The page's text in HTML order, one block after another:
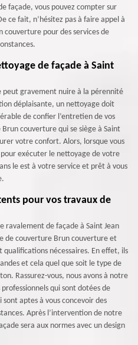
façade, vous pouvez compter sur
ce fait, n’hésitez pas à faire appel à
pour des services de
de façade à Saint
peut gravement nuire à la pérennité
déplaisante, un nettoyage doit
de confier l’entretien de vos
couverture qui se siège à Saint
votre confort. Alors, lorsque vous
exécuter le nettoyage de votre
le est à votre service et prêt à vous
pour vos travaux de
ravalement de façade à Saint Jean
de couverture Brun couverture et
qualifications nécessaires. En effet, ils
et cela quel que soit le type de
Rassurez-vous, nous avons à notre
qui sont dotées de
sont aptes à vous concevoir des
Après l’intervention de notre
sera aux normes avec un design